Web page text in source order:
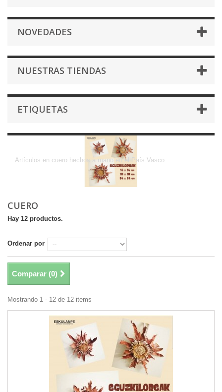
NOVEDADES
NUESTRAS TIENDAS
ETIQUETAS
Artículos en cuero hechos a mano en el País Vasco
CUERO
Hay 12 productos.
Ordenar por
Comparar (0)
Mostrando 1 - 12 de 12 items